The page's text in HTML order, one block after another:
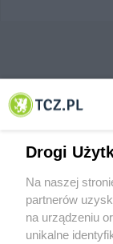
© 2001-2026 Tczew -
Drogi
Na naszej
partnerów
na urządzeniu
unikalne